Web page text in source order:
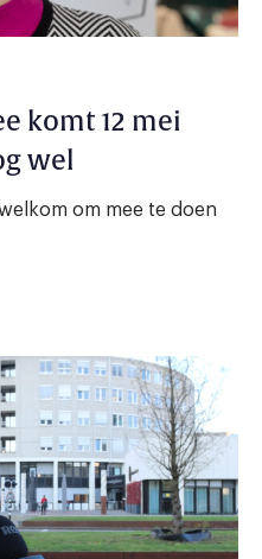
komt 12 mei
wel
om mee te doen